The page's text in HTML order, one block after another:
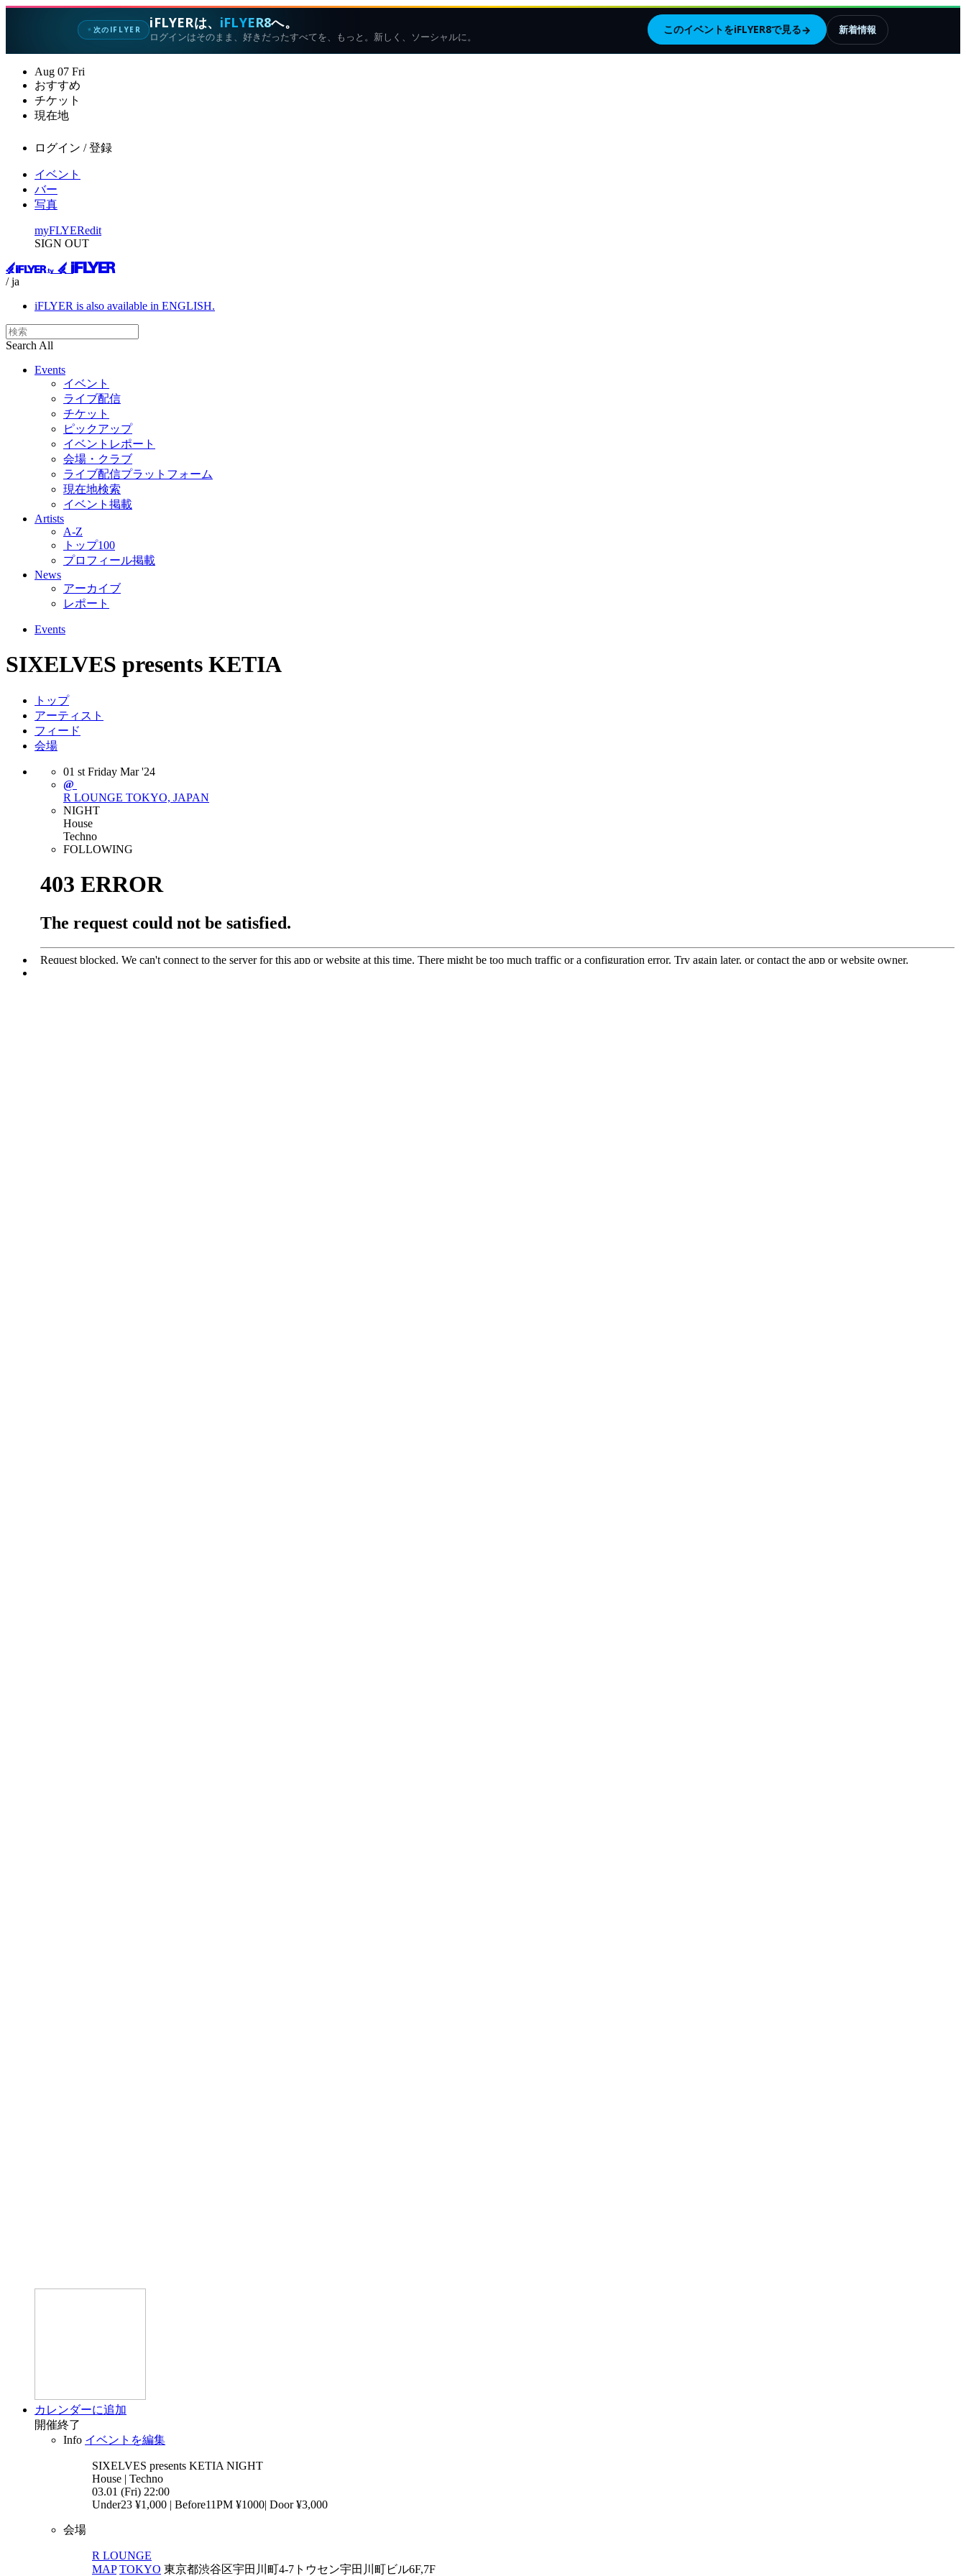
✦次のIFLYER iFLYERは、 iFLYER8へ。
ログインはそのまま、好きだったすべてを、もっと。新しく、ソーシャルに。
このイベントをiFLYER8で見る→ 新着情報
Aug 07 Fri
おすすめ
チケット
現在地
ログイン / 登録
イベント
バー
写真
myFLYERedit
SIGN OUT
/ ja
iFLYER is also available in ENGLISH.
Search All
Events
イベント
ライブ配信
チケット
ピックアップ
イベントレポート
会場・クラブ
ライブ配信プラットフォーム
現在地検索
イベント掲載
Artists
A-Z
トップ100
プロフィール掲載
News
アーカイブ
レポート
Events
SIXELVES presents KETIA
トップ
アーティスト
フィード
会場
01 st Friday Mar '24
@
R LOUNGE TOKYO, JAPAN
NIGHT
House
Techno
FOLLOWING
カレンダーに追加
開催終了
Info イベントを編集
SIXELVES presents KETIANIGHT
House | Techno
03.01 (Fri) 22:00
Under23 ¥1,000 | Before11PM ¥1000| Door ¥3,000
会場
R LOUNGE
MAP TOKYO 東京都渋谷区宇田川町4-7トウセン宇田川町ビル6F,7F